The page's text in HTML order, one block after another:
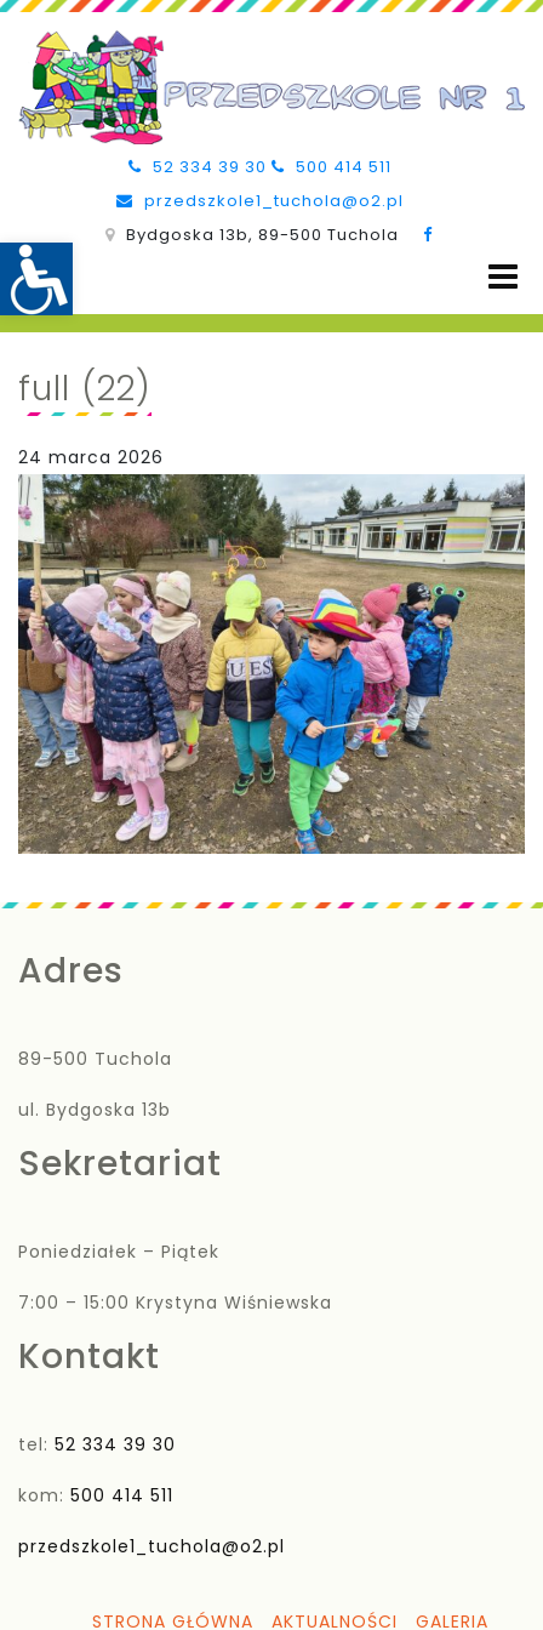
52 334 39 30
500 414 511
przedszkole1_tuchola@o2.pl
Bydgoska 13b, 89-500 Tuchola
full (22)
24 marca 2026
Adres
89-500 Tuchola
ul. Bydgoska 13b
Sekretariat
Poniedziałek – Piątek
7:00 – 15:00 Krystyna Wiśniewska
Kontakt
tel: 52 334 39 30
kom: 500 414 511
przedszkole1_tuchola@o2.pl
STRONA GŁÓWNA AKTUALNOŚCI GALERIA